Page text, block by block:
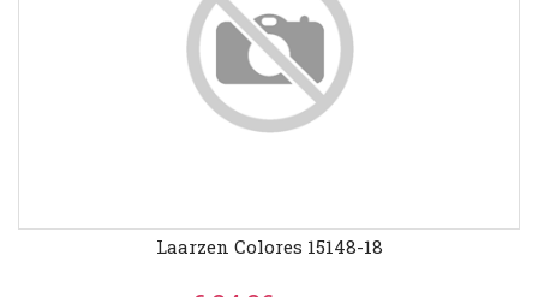
Laarzen Colores 15148-18